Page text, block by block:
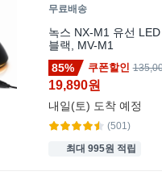
무료배송
녹스 NX-M1 유선 LED
블랙, MV-M1
85%
쿠폰할인
19,890원
내일(토) 도착 예정
(501)
최대 995원 적립